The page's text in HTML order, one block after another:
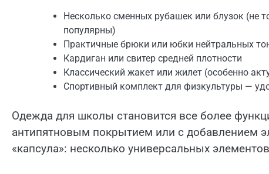
Несколько сменных рубашек или блузок (не
популярны)
Практичные брюки или юбки нейтральных
Кардиган или свитер средней плотности
Классический жакет или жилет (особенно
Спортивный комплект для физкультуры —
Одежда для школы становится все более
антипятновым покрытием или с добавлением
«капсула»: несколько универсальных